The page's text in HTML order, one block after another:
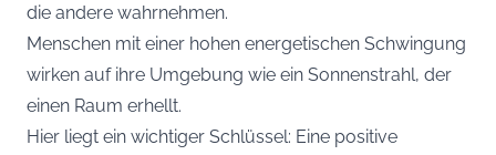
die andere wahrnehmen.
Menschen mit einer hohen energetischen Schwingung
wirken auf ihre Umgebung wie ein Sonnenstrahl, der
einen Raum erhellt.
Hier liegt ein wichtiger Schlüssel: Eine positive